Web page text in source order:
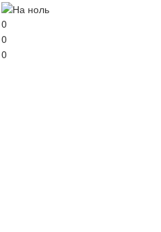
0
0
0